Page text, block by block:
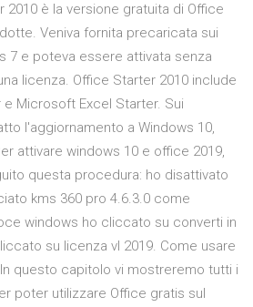
è la versione gratuita di Office
Veniva fornita precaricata sui
7 e poteva essere attivata senza
licenza. Office Starter 2010 include
Microsoft Excel Starter. Sui
l'aggiornamento a Windows 10,
attivare windows 10 e office 2019,
questa procedura: ho disattivato
kms 360 pro 4.6.3.0 come
windows ho cliccato su converti in
su licenza vl 2019. Come usare
questo capitolo vi mostreremo tutti i
poter utilizzare Office gratis sul